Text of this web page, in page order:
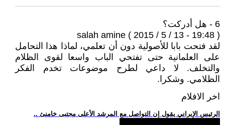
6 - هل أدركت؟
salah amine ( 2015 / 5 / 13 - 19:48 )
لقد فتحت بابا للأصولية دون أن تعلمي، لماذا هذا التحامل
على العلمانية حتى تفتحي الباب واسعا لقوى الظلام
والتخلف. لا داعي لطرح موضوعات تخدم الفكر
الظلامي. وشكرا.
اخر الافلام
.. الرئيس الإيراني يقول إن التواصل مع المرشد الأعلى مجتبى خامنئ